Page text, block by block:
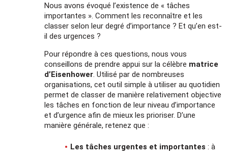
Nous avons évoqué l’existence de « tâches
importantes ». Comment les reconnaître et les
classer selon leur degré d’importance ? Et qu’en est-
il des urgences ?
Pour répondre à ces questions, nous vous
conseillons de prendre appui sur la célèbre matrice
d’Eisenhower. Utilisé par de nombreuses
organisations, cet outil simple à utiliser au quotidien
permet de classer de manière relativement objective
les tâches en fonction de leur niveau d’importance
et d’urgence afin de mieux les prioriser. D’une
manière générale, retenez que :
Les tâches urgentes et importantes : à